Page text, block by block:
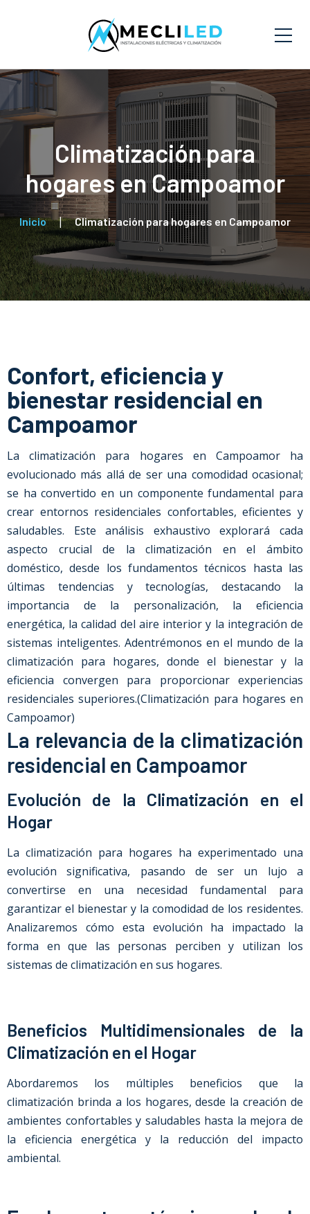
Climatización para
hogares en Campoamor
Inicio Climatización para hogares en Campoamor
Confort, eficiencia y
bienestar residencial en
Campoamor
La climatización para hogares en Campoamorha
evolucionado más allá de ser una comodidad ocasional;
se ha convertido en un componente fundamental para
crear entornos residenciales confortables, eficientes y
saludables. Este análisis exhaustivo explorará cada
aspecto crucial de la climatización en el ámbito
doméstico, desde los fundamentos técnicos hasta las
últimas tendencias y tecnologías, destacando la
importancia de la personalización, la eficiencia
energética, la calidad del aire interior y la integración de
sistemas inteligentes. Adentrémonos en el mundo de la
climatización para hogares, donde el bienestar y la
eficiencia convergen para proporcionar experiencias
residenciales superiores.(Climatización para hogares en
Campoamor)
La relevancia de la climatización
residencial en Campoamor
Evolución de la Climatización en el
Hogar
La climatización para hogares ha experimentado una
evolución significativa, pasando de ser un lujo a
convertirse en una necesidad fundamental para
garantizar el bienestar y la comodidad de los residentes.
Analizaremos cómo esta evolución ha impactado la
forma en que las personas perciben y utilizan los
sistemas de climatización en sus hogares.
Beneficios Multidimensionales de la
Climatización en el Hogar
Abordaremos los múltiples beneficios que la
climatización brinda a los hogares, desde la creación de
ambientes confortables y saludables hasta la mejora de
la eficiencia energética y la reducción del impacto
ambiental.